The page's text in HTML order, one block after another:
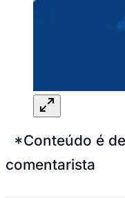
*Conteúdo é
comentarista